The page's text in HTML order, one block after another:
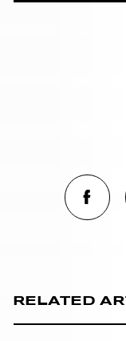
RELATED